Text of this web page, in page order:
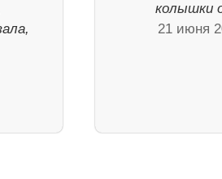
колышки
21 июня